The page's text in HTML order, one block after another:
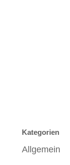
Kategorien
Allgemein